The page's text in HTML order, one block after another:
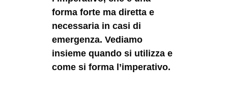
forma forte ma diretta e
necessaria in casi di
emergenza. Vediamo
insieme quando si utilizza e
come si forma l’imperativo.